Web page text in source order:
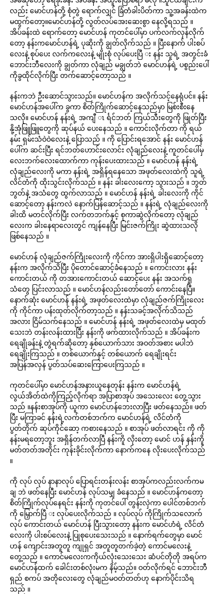
လည်း မောင်ဟန်တို့ စုံတွဲ ရောက်လျှင် ခြံတံခါးပိတ်ကာ သူ့အခန်းထဲက
မထွက်တော့။မောင်ဟန်တို့ လွတ်လပ်အေးဆေးစွာ နေလို့ရသည် ။
အိပ်ခန်းထဲ ရောက်တော့ မောင်ဟန် ကုတင်ပေါ်မှာ ပက်လက်လှန်လိုက်
တော့ နန်းကမောင်ဟန်ရဲ့ ပုဆိုးကို ချွတ်လိုက်သည် ။ ပြီးနောက် ပါးစပ်
လေးနဲ့ စုပ်ပေး လက်ကလေးနဲ့ မျိုးစုံ လုပ်ပေးပြီ း နန်း သူရဲ့ အတွင်းခံ
ဘောင်းဘီလေးကို ချွတ်ကာ လုံချည် မချွတ်ဘဲ မောင်ဟန်ရဲ့ ပစွည်းပေါ်
ကိုခွထိုင်လိုက်ပြီး တက်ဆောင့်တော့သည် ။
နန်းကဘဲ ဦးဆောင်သွားသည်။ မောင်ဟန်က အလိုက်သင့်နေရုံပင်။ နန်း
မောင်ဟန်အပေါ်က ခွကာ စိတ်ကြိုက်ဆောင့်နေသည်မှာ မြစ်းစီးနေ
သလို။ မောင်ဟန် နန်းရဲ့ အကျီ ၤ င်္ရင်ဘတ် ကြယ်သီးတွေကို ဖြုတ်ပြီး
နို့အုံဖြူဖြူတွေကို ဆုပ်နယ် ပေးနေသည် ။ ကောင်းလိုက်တာ ကို ရယ်
နမ်း ရှမ်းသံဝဲဝဲလေးနဲ့ ပြောသည် ။ ကို ပြောင်းရအောင် နန်း မောင်ဟန်
ပေါ်က ဆင်းပြီး ရင်ဘတ်ဟောင်းလောင်း လုံချည်လေးနဲ့ ကူတင်ပေါ်မှ
လေးဘက်လေးထောက်ကာ ကုန်းပေးထားသည် ။ မောင်ဟန် နန်းရဲ့
လုံချည်လေးကို မကာ နန်းရဲ့ အရှိန်ရနေသော အဖုတ်လေးထဲကို သူရဲ့
လိင်တံကို ထိုးသွင်းလိုက်သည် ။ နန်း ခါးလေးကော့ သွားသည် ။ ဘွတ်
ဘွတ်နဲ့ အသံတွေ ထွက်လာသည် ။ မောင်ဟန် နန်းရဲ့ ခါးလေးကို ကိုင်
ဆောင့်တော့ နန်းကလဲ နောက်ပြန်ဆောင့်သည် ။ နန်းရဲ့ လုံချည်လေးကို
ခါးထိ မတင်လိုက်ပြီး လက်တဘက်နှင့် စုကာဆွဲလိုက်တော့ လုံချည်
လေးက ခါးနေရာလေးတွင် ကျန်နေပြီး မြင်းဇက်ကြိုး ဆွဲထားသလို
ဖြစ်နေသည် ။
မောင်ဟန် လုံချည်ဇက်ကြိုးလေးကို ကိုင်ကာ အားရှိပါးရှိဆောင့်တော့
နန်းက အလိုက်သိပြီး ပိုတောင်ဆောင့်ခံနေသည် ။ ကောင်းလား နန်း
ကောင်းတယ် ကို တအားကောင်းတယ် ဆောင့်ပေး နန်း အသက်ရှု
သံတွေ ပြင်းလာသည် ။ မောင်ဟန်လည်းတော်တော် ကောင်းနေပြီ။
နောက်ဆုံး မောင်ဟန် နန်းရဲ့ အဖုတ်လေးထဲမှာ လုံချည်ဇက်ကြိုးလေး
ကို ကိုင်ကာ ပန်းထုတ်လိုက်တာ့သည် ။ နန်းသခင့်အလိုက်သိသည်
အလား ငြိမ်သက်နေသည် ။ မောင်ဟန် နန်းရဲ့ အဖုတ်လေးထဲမှ မထုတ်
သေးဘဲ တန်းလန်းထားပြီး နန်းကို ဖက်ထားလိုက်သည် ။ အိပ်ခန်းက
ရေချိုခန်းနဲ့ တွဲရက်ဆိုတော့ နှစ်ယောက်သား အဝတ်အစား မပါဘဲ
ရေချိုးကြသည် ။ တစ်ယောက်နှင့် တစ်ယောက် ရေချိုးရင်း
အပြန်အလှန် ပွတ်သပ်ဆေးကြောပေးကြသည် ။
ကုတင်ပေါ်မှာ မောင်ဟန်အနားယူနေတုန်း နန်းက မောင်ဟန်ရဲ့
လွယ်အိတ်ထဲကိုကြည့်လိုက်ရာ အပြာစာအုပ် အသေးလေး တွေ့သွား
သည် ။နန်းစာအုပ်ကို ယူကာ မောင်ဟန်ဘေးလာပြီး ဖတ်နေသည်။ ဖတ်
ပြီး မကြာခင် နန်းရဲ့လက်တစ်ဘက်က မောင်ဟန်ရဲ့ လိင်တံကို
ပွတ်တိုက် ဆုပ်ကိုင်ဆော့ ကစားနေသည် ။ စာအုပ် ဖတ်လာရင်း ကို ကို
နန်းမရတော့ဘူး အရှိန်တက်လာပြီ နန်းကိူ လိုးတော့ မောင် ဟန် နန်းကိူ
မတ်တတ်အတိုင်း ကုန်းခိုင်းလိုက်ကာ နောက်ကနေ လိုးပေးလိုက်သည်
။
ကို လုပ် လုပ် နာနာလုပ် ပြောရင်းတန်းလန်း စာအုပ်ကလည်းလက်ကမ
ချ ဘဲ ဖတ်နေပြီး မောင်ဟန် လုပ်သမျှ ခံနေသည် ။ မောင်ဟန်ကတော့
စိတ်ကြိုက်လုပ်နေရင်း နန်းကို ကုတင်ပေါ် တွန်းလှဲကာ ပေါင်တစ်ဘက်
ကို မြှောက်ပြီ း လုပ်ပေးလိုက်သည် ။ လုပ်လုပ် ကိုကြိုက်သလောက်
လုပ် ကောင်းတယ် မောင်ဟန် ပြီးသွားတော့ နန်းက မောင်ဟံရဲ့ လိင်တံ
လေးကို ပါးစပ်လေးနဲ့ ပြုစုပေးသေးသည် ။ နောက်ရက်တွေမှာ မောင်
ဟန် ကျောင်းအတူတူ ကျုရှင် အတူတူတက်ခဲ့တဲ့ ကောင်မလေးနဲ့
တွေ့သည် ။ ကောင်မလေးကကိုယ်လုံးသေးသေး ဆံပင်တိုတို အရပ်က
မောင်ဟန်ထက် ခေါင်းတစ်လုံးမက နိမ့်သည်။ ဝတ်လိုက်ရင် ဘောင်းဘီ
ရှည် စကပ် အတိုလေးတွေ လုံချည်မဝတ်တတ်ဟု နောက်ပိုင်းသိရ
သည် ။